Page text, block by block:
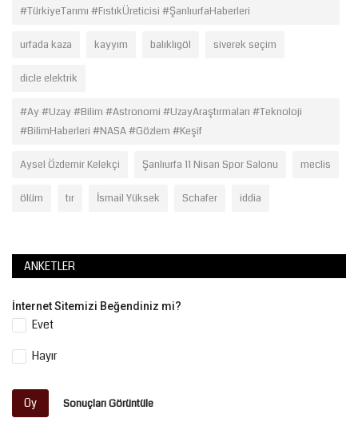
#TürkiyeTarımı #FıstıkÜreticisi #ŞanlıurfaHaberleri
urfada kaza kayyım balıklıgöl siverek seçim
dicle elektrik
#Ay #Uzay #Bilim #Astronomi #UzayAraştırmaları #Teknoloji
#BilimHaberleri #NASA #Gözlem #Keşif
Aysel Özdemir Kelekçi Şanlıurfa 11 Nisan Spor Salonu meclis
ölüm tır İsmail Yüksek Schafer iddia
ANKETLER
İnternet Sitemizi Beğendiniz mi?
Evet
Hayır
Oy Sonuçları Görüntüle